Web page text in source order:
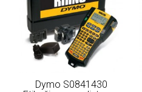
Dymo S0841430